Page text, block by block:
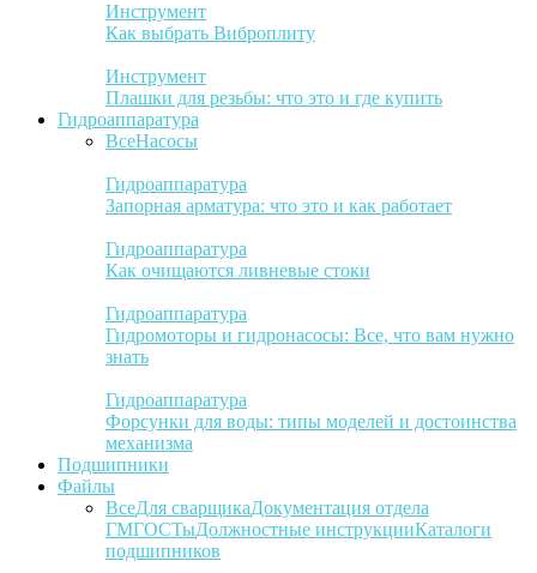
Инструмент
Как выбрать Виброплиту
Инструмент
Плашки для резьбы: что это и где купить
Гидроаппаратура
ВсеНасосы
Гидроаппаратура
Запорная арматура: что это и как работает
Гидроаппаратура
Как очищаются ливневые стоки
Гидроаппаратура
Гидромоторы и гидронасосы: Все, что вам нужно
знать
Гидроаппаратура
Форсунки для воды: типы моделей и достоинства
механизма
Подшипники
Файлы
ВсеДля сварщикаДокументация отдела
ГМГОСТыДолжностные инструкцииКаталоги
подшипников